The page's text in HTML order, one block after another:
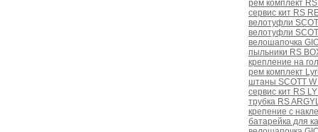
рем комплект
сервис кит RS
велотуфли
велотуфли
велошапочка
пыльники RS
крепление на
рем комплект
штаны SCOTT W
сервис кит RS
трубка RS
крепение с
батарейка для